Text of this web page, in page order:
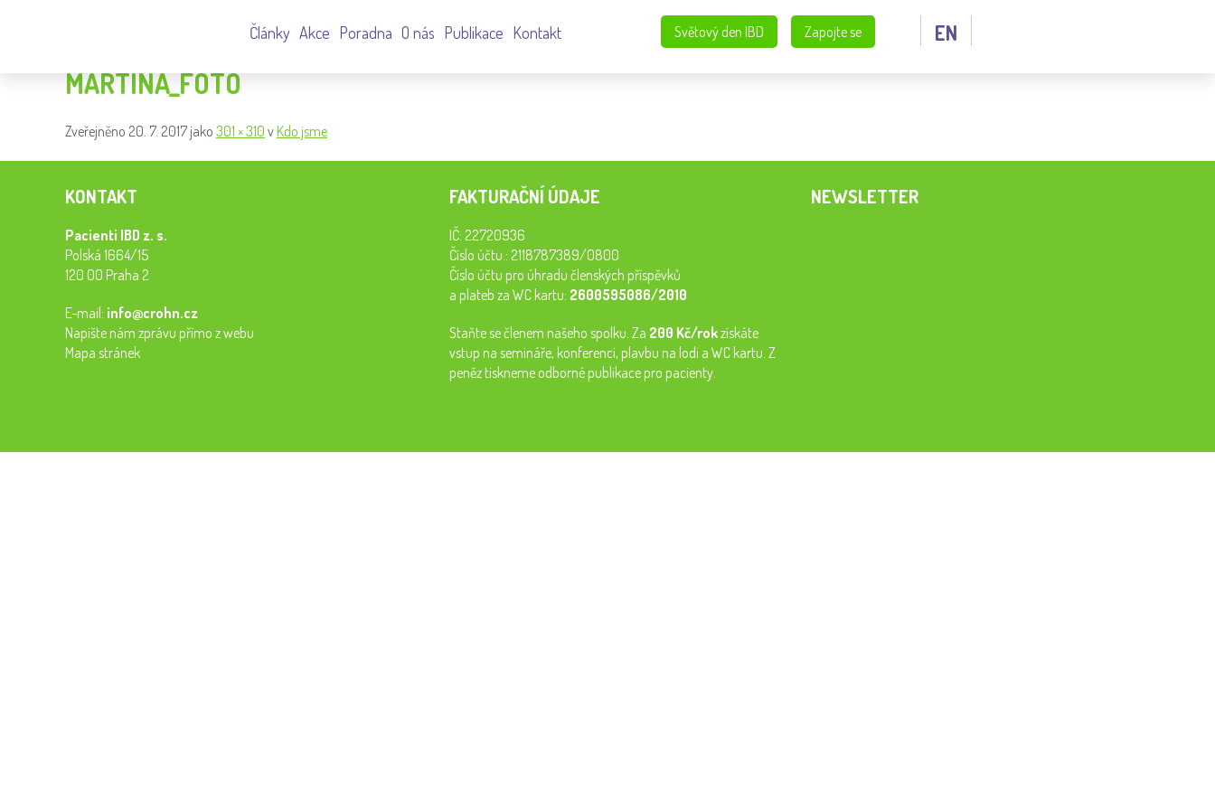
EN
Zapojte se
Světový den IBD
Články Akce Poradna O nás Publikace Kontakt
MARTINA_FOTO
Zveřejněno 20. 7. 2017 jako 301 × 310 v Kdo jsme
KONTAKT
Pacienti IBD z. s.
Polská 1664/15
120 00 Praha 2
E-mail: info@crohn.cz
Napište nám zprávu přímo z webu
Mapa stránek
FAKTURAČNÍ ÚDAJE
IČ: 22720936
Číslo účtu.: 2118787389/0800
Číslo účtu pro úhradu členských příspěvků
a plateb za WC kartu: 2600595086/2010
Staňte se členem našeho spolku. Za 200 Kč/rokzískáte
vstup na semináře, konferenci, plavbu na lodi a WC kartu. Z
peněz tiskneme odborné publikace pro pacienty.
NEWSLETTER